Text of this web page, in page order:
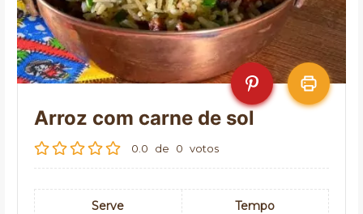
Arroz com carne de sol
0.0 de 0 votos
Serve
Tempo